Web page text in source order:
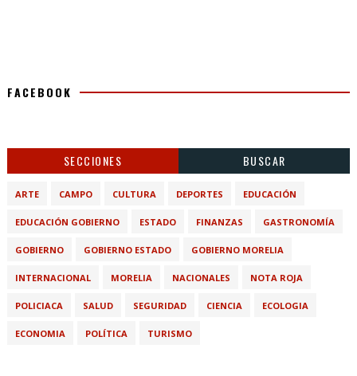
FACEBOOK
SECCIONES BUSCAR
ARTE CAMPO CULTURA DEPORTES EDUCACIÓN
EDUCACIÓN GOBIERNO ESTADO FINANZAS GASTRONOMÍA
GOBIERNO GOBIERNO ESTADO GOBIERNO MORELIA
INTERNACIONAL MORELIA NACIONALES NOTA ROJA
POLICIACA SALUD SEGURIDAD CIENCIA ECOLOGIA
ECONOMIA POLÍTICA TURISMO